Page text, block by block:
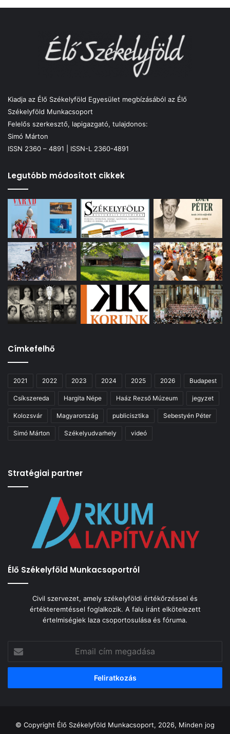
Kiadja az Élő Székelyföld Egyesület megbízásából az Élő
Székelyföld Munkacsoport
Felelős szerkesztő, lapigazgató, tulajdonos:
Simó Márton
ISSN 2360 – 4891 | ISSN-L 2360-4891
Legutóbb módosított cikkek
Címkefelhő
2021 2022 2023 2024 2025 2026 Budapest
Csíkszereda Hargita Népe Haáz Rezső Múzeum jegyzet
Kolozsvár Magyarország publicisztika Sebestyén Péter
Simó Márton Székelyudvarhely videó
Stratégiai partner
Élő Székelyföld Munkacsoportról
Civil szervezet, amely székelyföldi értékőrzéssel és
értékteremtéssel foglalkozik. A falu iránt elkötelezett
értelmiségiek laza csoportosulása és fóruma.
cím
megadása
© Copyright Élő Székelyföld Munkacsoport, 2026, Minden jog